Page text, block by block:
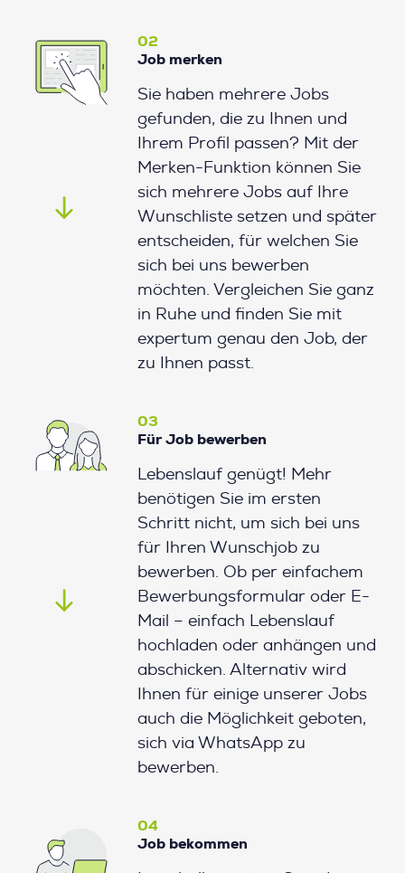
02
Job merken
Sie haben mehrere Jobs
gefunden, die zu Ihnen und
Ihrem Profil passen? Mit der
Merken-Funktion können Sie
sich mehrere Jobs auf Ihre
Wunschliste setzen und später
entscheiden, für welchen Sie
sich bei uns bewerben
möchten. Vergleichen Sie ganz
in Ruhe und finden Sie mit
expertum genau den Job, der
zu Ihnen passt.
03
Für Job bewerben
Lebenslauf genügt! Mehr
benötigen Sie im ersten
Schritt nicht, um sich bei uns
für Ihren Wunschjob zu
bewerben. Ob per einfachem
Bewerbungsformular oder E-
Mail – einfach Lebenslauf
hochladen oder anhängen und
abschicken. Alternativ wird
Ihnen für einige unserer Jobs
auch die Möglichkeit geboten,
sich via WhatsApp zu
bewerben.
04
Job bekommen